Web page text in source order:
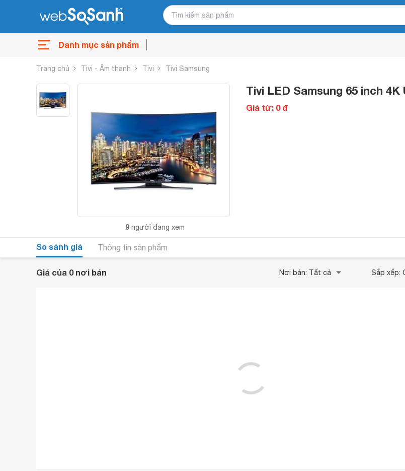
Danh mục sản phẩm
Trang chủ Tivi - Âm thanh Tivi Tivi Samsung
9 người đang xem
Tivi LED Samsung 65 inch 4K
Giá từ: 0 đ
So sánh giá Thông tin sản phẩm
Giá của 0 nơi bán Nơi bán: Tất cả Sắp xếp: